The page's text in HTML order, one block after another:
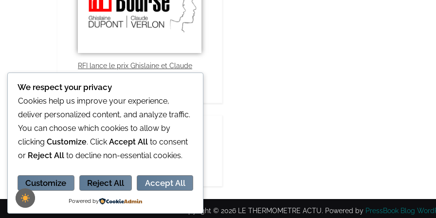
RFI lance le prix Ghislaine et Claude
L'Opinion notre partenaire idéal
Copyright © 2026 LE THERMOMETRE ACTU. Powered by PressBook Blog
We respect your privacy
Cookies help us improve your experience,
deliver personalized content, and analyze traffic.
You can choose which cookies to allow by
clicking Customize. Click Accept All to consent
or Reject All to decline non-essential cookies.
Customize Reject All Accept All
Powered by